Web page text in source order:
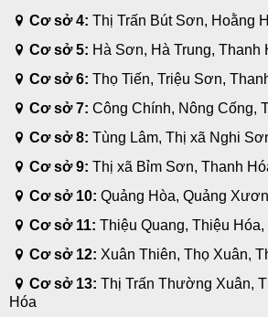
Cơ sở 4: Thị Trấn Bút Sơn, Hoằng
Cơ sở 5: Hà Sơn, Hà Trung, Thanh
Cơ sở 6: Thọ Tiến, Triệu Sơn,
Cơ sở 7: Công Chính, Nông Cống,
Cơ sở 8: Tùng Lâm, Thị xã Nghi
Cơ sở 9: Thị xã Bỉm Sơn, Thanh
Cơ sở 10: Quảng Hòa, Quảng
Cơ sở 11: Thiệu Quang, Thiệu Hóa,
Cơ sở 12: Xuân Thiên, Thọ Xuân,
Cơ sở 13: Thị Trấn Thường Xuân,
Hóa